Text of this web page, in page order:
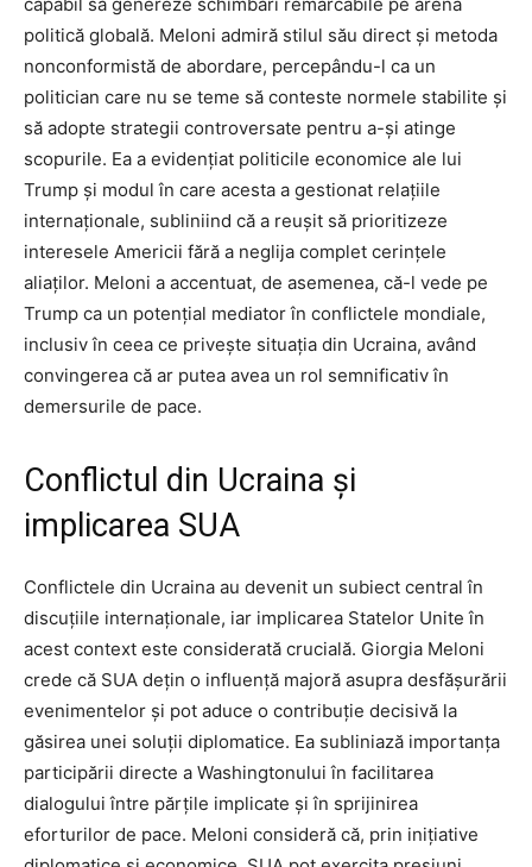
politică globală. Meloni admiră stilul său direct și metoda
nonconformistă de abordare, percepându-l ca un
politician care nu se teme să conteste normele stabilite și
să adopte strategii controversate pentru a-și atinge
scopurile. Ea a evidențiat politicile economice ale lui
Trump și modul în care acesta a gestionat relațiile
internaționale, subliniind că a reușit să prioritizeze
interesele Americii fără a neglija complet cerințele
aliaților. Meloni a accentuat, de asemenea, că-l vede pe
Trump ca un potențial mediator în conflictele mondiale,
inclusiv în ceea ce privește situația din Ucraina, având
convingerea că ar putea avea un rol semnificativ în
demersurile de pace.
Conflictul din Ucraina și
implicarea SUA
Conflictele din Ucraina au devenit un subiect central în
discuțiile internaționale, iar implicarea Statelor Unite în
acest context este considerată crucială. Giorgia Meloni
crede că SUA dețin o influență majoră asupra desfășurării
evenimentelor și pot aduce o contribuție decisivă la
găsirea unei soluții diplomatice. Ea subliniază importanța
participării directe a Washingtonului în facilitarea
dialogului între părțile implicate și în sprijinirea
eforturilor de pace. Meloni consideră că, prin inițiative